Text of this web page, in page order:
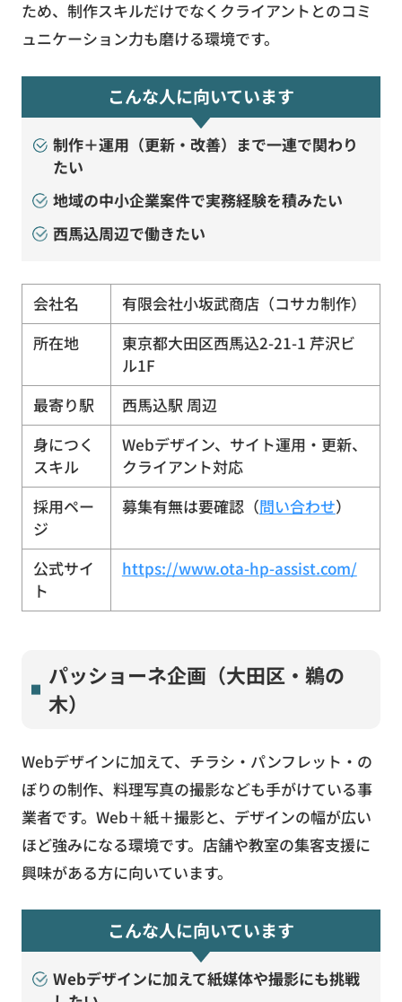
ため、制作スキルだけでなくクライアントとのコミ
ュニケーション力も磨ける環境です。
こんな人に向いています
制作＋運用（更新・改善）まで一連で関わり
たい
地域の中小企業案件で実務経験を積みたい
西馬込周辺で働きたい
会社名
有限会社小坂武商店（コサカ制作）
所在地
東京都大田区西馬込2-21-1 芹沢ビ
ル1F
最寄り駅
西馬込駅 周辺
身につく
スキル
Webデザイン、サイト運用・更新、
クライアント対応
採用ペー
ジ
募集有無は要確認（問い合わせ）
公式サイ
ト
https://www.ota-hp-assist.com/
パッショーネ企画（大田区・鵜の
木）
Webデザインに加えて、チラシ・パンフレット・の
ぼりの制作、料理写真の撮影なども手がけている事
業者です。Web＋紙＋撮影と、デザインの幅が広い
ほど強みになる環境です。店舗や教室の集客支援に
興味がある方に向いています。
こんな人に向いています
Webデザインに加えて紙媒体や撮影にも挑戦